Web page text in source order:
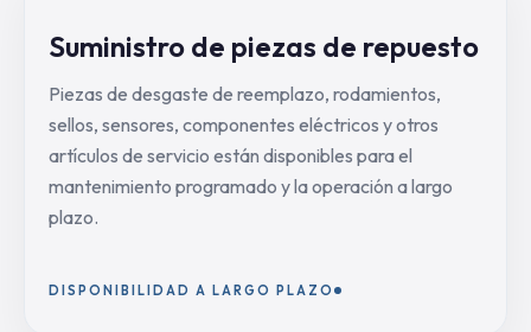
Suministro de piezas de repuesto
Piezas de desgaste de reemplazo, rodamientos,
sellos, sensores, componentes eléctricos y otros
artículos de servicio están disponibles para el
mantenimiento programado y la operación a largo
plazo.
DISPONIBILIDAD A LARGO PLAZO